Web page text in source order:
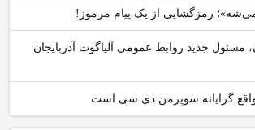
رمزگشایی از یک پیام مرموز!
مسئول جدید روابط عمومی آلپاگوت آذربایجان
واقع گرایانه سوپرمن دی سی است